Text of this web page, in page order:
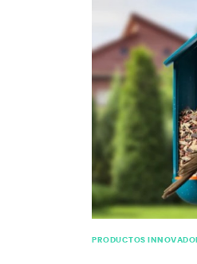
PRODUCTOS